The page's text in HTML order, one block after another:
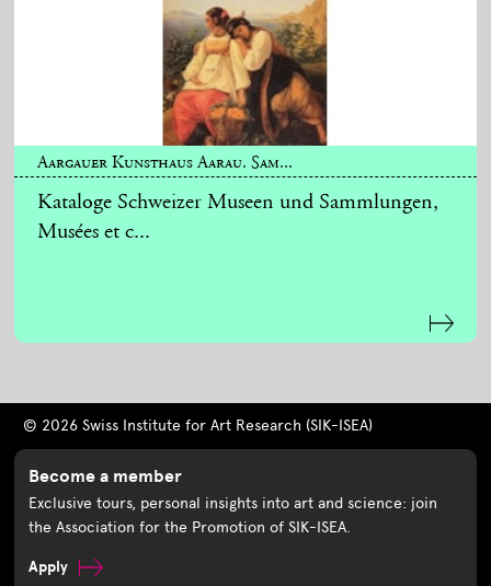
Aargauer Kunsthaus Aarau. Sam...
Kataloge Schweizer Museen und Sammlungen,
Musées et c...
© 2026 Swiss Institute for Art Research (SIK-ISEA)
Become a member
Exclusive tours, personal insights into art and science: join
the Association for the Promotion of SIK-ISEA.
Apply